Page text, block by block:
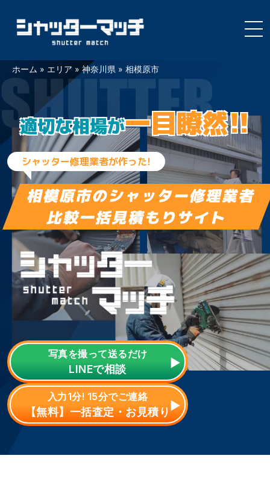
Skip
to
content
ホーム » エリア » 神奈川県 » 相模原市
適切な相場が一目瞭然!!
シャッター修理業者が作った!
相模原市のシャッター修理業者
比較一括見積もりサイト
写真を撮って送るだけ
LINEで相談
入力1分! 15分でご連絡
【無料】一括査定・お見積り